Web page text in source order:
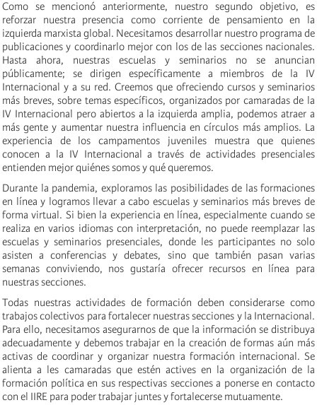
Como se mencionó anteriormente, nuestro segundo objetivo, es
reforzar nuestra presencia como corriente de pensamiento en la
izquierda marxista global. Necesitamos desarrollar nuestro programa de
publicaciones y coordinarlo mejor con los de las secciones nacionales.
Hasta ahora, nuestras escuelas y seminarios no se anuncian
públicamente; se dirigen específicamente a miembros de la IV
Internacional y a su red. Creemos que ofreciendo cursos y seminarios
más breves, sobre temas específicos, organizados por camaradas de la
IV Internacional pero abiertos a la izquierda amplia, podemos atraer a
más gente y aumentar nuestra influencia en círculos más amplios. La
experiencia de los campamentos juveniles muestra que quienes
conocen a la IV Internacional a través de actividades presenciales
entienden mejor quiénes somos y qué queremos.
Durante la pandemia, exploramos las posibilidades de las formaciones
en línea y logramos llevar a cabo escuelas y seminarios más breves de
forma virtual. Si bien la experiencia en línea, especialmente cuando se
realiza en varios idiomas con interpretación, no puede reemplazar las
escuelas y seminarios presenciales, donde les participantes no solo
asisten a conferencias y debates, sino que también pasan varias
semanas conviviendo, nos gustaría ofrecer recursos en línea para
nuestras secciones.
Todas nuestras actividades de formación deben considerarse como
trabajos colectivos para fortalecer nuestras secciones y la Internacional.
Para ello, necesitamos asegurarnos de que la información se distribuya
adecuadamente y debemos trabajar en la creación de formas aún más
activas de coordinar y organizar nuestra formación internacional. Se
alienta a les camaradas que estén actives en la organización de la
formación política en sus respectivas secciones a ponerse en contacto
con el IIRE para poder trabajar juntes y fortalecerse mutuamente.